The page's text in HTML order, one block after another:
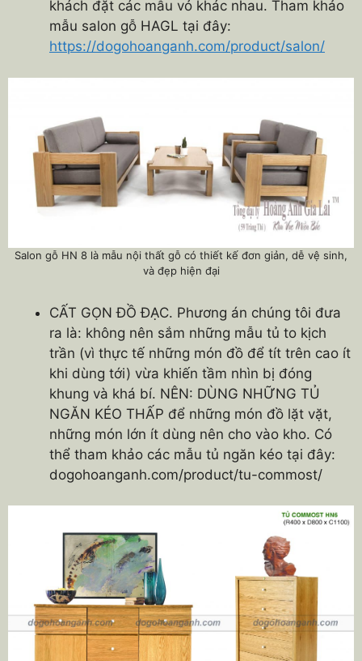
khách đặt các mẫu vỏ khác nhau. Tham khảo
mẫu salon gỗ HAGL tại đây:
https://dogohoanganh.com/product/salon/
Salon gỗ HN 8 là mẫu nội thất gỗ có thiết kế đơn giản, dễ vệ sinh,
và đẹp hiện đại
CẤT GỌN ĐỒ ĐẠC. Phương án chúng tôi đưa
ra là: không nên sắm những mẫu tủ to kịch
trần (vì thực tế những món đồ để tít trên cao ít
khi dùng tới) vừa khiến tầm nhìn bị đóng
khung và khá bí. NÊN: DÙNG NHỮNG TỦ
NGĂN KÉO THẤP để những món đồ lặt vặt,
những món lớn ít dùng nên cho vào kho. Có
thể tham khảo các mẫu tủ ngăn kéo tại đây:
dogohoanganh.com/product/tu-commost/